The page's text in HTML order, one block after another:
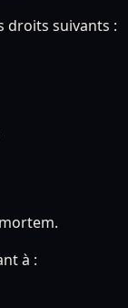
droits suivants :
à :